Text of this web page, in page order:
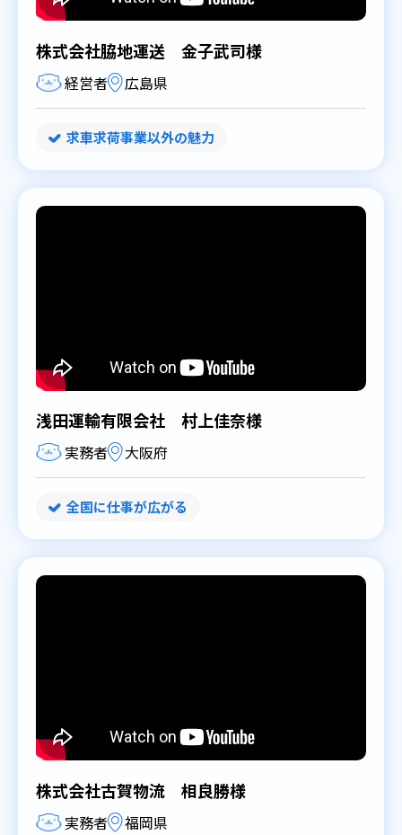
株式会社脇地運送 金子武司様
経営者 広島県
求車求荷事業以外の魅力
浅田運輸有限会社 村上佳奈様
実務者 大阪府
全国に仕事が広がる
株式会社古賀物流 相良勝様
実務者 福岡県